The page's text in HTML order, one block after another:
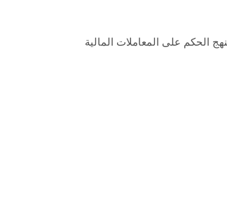
الحكم على المعاملات المالية